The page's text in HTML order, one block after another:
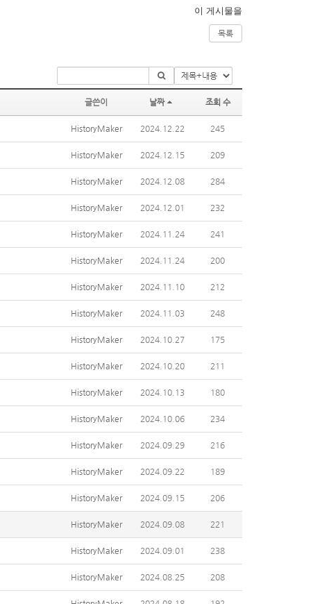
이 게시물을
목록
글쓴이 날짜 조회 수
HistoryMaker 2024.12.22 245
HistoryMaker 2024.12.15 209
HistoryMaker 2024.12.08 284
HistoryMaker 2024.12.01 232
HistoryMaker 2024.11.24 241
HistoryMaker 2024.11.24 200
HistoryMaker 2024.11.10 212
HistoryMaker 2024.11.03 248
HistoryMaker 2024.10.27 175
HistoryMaker 2024.10.20 211
HistoryMaker 2024.10.13 180
HistoryMaker 2024.10.06 234
HistoryMaker 2024.09.29 216
HistoryMaker 2024.09.22 189
HistoryMaker 2024.09.15 206
HistoryMaker 2024.09.08 221
HistoryMaker 2024.09.01 238
HistoryMaker 2024.08.25 208